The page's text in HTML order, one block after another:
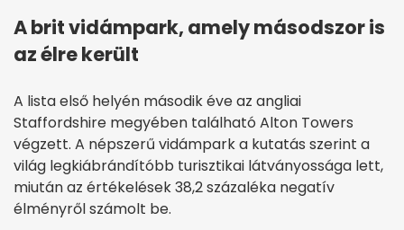
A brit vidámpark, amely másodszor is
az élre került
A lista első helyén második éve az angliai
Staffordshire megyében található Alton Towers
végzett. A népszerű vidámpark a kutatás szerint a
világ legkiábrándítóbb turisztikai látványossága lett,
miután az értékelések 38,2 százaléka negatív
élményről számolt be.